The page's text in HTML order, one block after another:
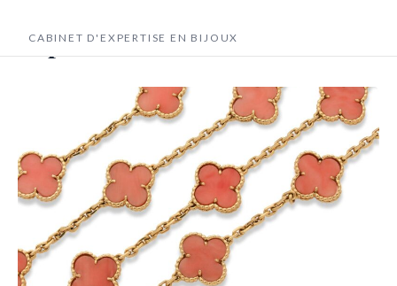
CABINET D'EXPERTISE EN BIJOUX
Arpels